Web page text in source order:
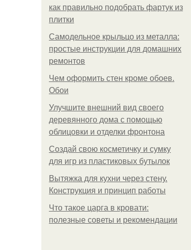
как правильно подобрать фартук из
плитки
Самодельное крыльцо из металла:
простые инструкции для домашних
ремонтов
Чем оформить стен кроме обоев.
Обои
Улучшите внешний вид своего
деревянного дома с помощью
облицовки и отделки фронтона
Создай свою косметичку и сумку
для игр из пластиковых бутылок
Вытяжка для кухни через стену.
Конструкция и принцип работы
Что такое царга в кровати:
полезные советы и рекомендации